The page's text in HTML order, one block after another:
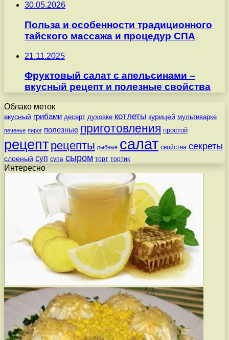
30.05.2026
Польза и особенности традиционного
тайского массажа и процедур СПА
21.11.2025
Фруктовый салат с апельсинами –
вкусный рецепт и полезные свойства
Облако меток
вкусный грибами десерт духовке котлеты курицей мультиварке
печенье пирог полезные приготовления простой
рецепт рецепты рыбные салат свойства секреты
слоеный суп супа сыром торт тортик
Интересно